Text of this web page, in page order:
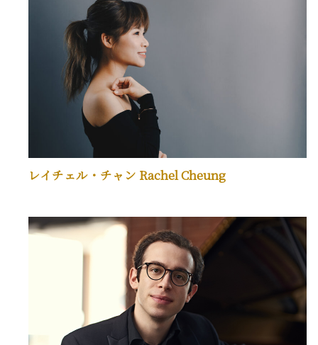
レイチェル・チャン Rachel Cheung